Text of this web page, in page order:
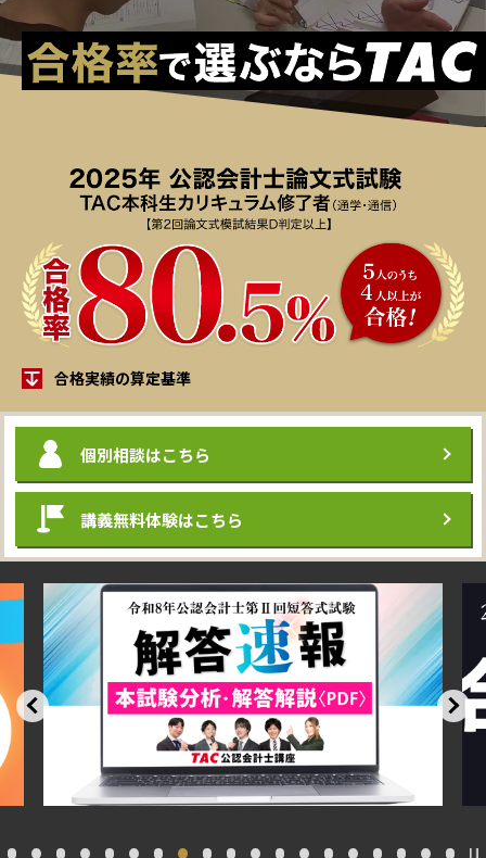
合格実績の算定基準
個別相談はこちら
講義無料体験はこちら